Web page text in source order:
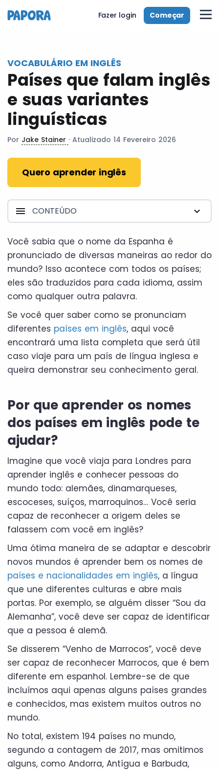
Fazer login Começar
VOCABULÁRIO EM INGLÊS
Países que falam inglês
e suas variantes
linguísticas
Por Jake Stainer · Atualizado 14 Fevereiro 2026
Quero aprender inglês
CONTEÚDO
Você sabia que o nome da Espanha é
pronunciado de diversas maneiras ao redor do
mundo? Isso acontece com todos os países;
eles são traduzidos para cada idioma, assim
como qualquer outra palavra.
Se você quer saber como se pronunciam
diferentes países em inglês, aqui você
encontrará uma lista completa que será útil
caso viaje para um país de língua inglesa e
queira demonstrar seu conhecimento geral.
Por que aprender os nomes
dos países em inglês pode te
ajudar?
Imagine que você viaja para Londres para
aprender inglês e conhecer pessoas do
mundo todo: alemães, dinamarqueses,
escoceses, suíços, marroquinos… Você seria
capaz de reconhecer a origem deles se
falassem com você em inglês?
Uma ótima maneira de se adaptar e descobrir
novos mundos é aprender bem os nomes de
países e nacionalidades em inglês, a língua
que une diferentes culturas e abre mais
portas. Por exemplo, se alguém disser “Sou da
Alemanha”, você deve ser capaz de identificar
que a pessoa é alemã.
Se disserem “Venho de Marrocos”, você deve
ser capaz de reconhecer Marrocos, que é bem
diferente em espanhol. Lembre-se de que
incluímos aqui apenas alguns países grandes
e conhecidos, mas existem muitos outros no
mundo.
No total, existem 194 países no mundo,
segundo a contagem de 2017, mas omitimos
alguns, como Andorra, Antígua e Barbuda,